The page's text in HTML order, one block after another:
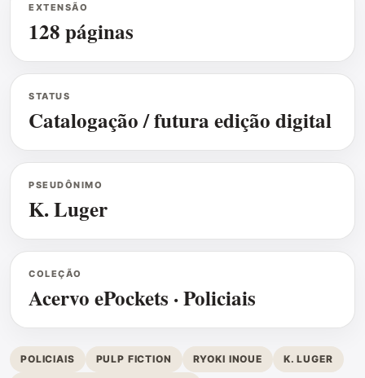
EXTENSÃO
128 páginas
STATUS
Catalogação / futura edição digital
PSEUDÔNIMO
K. Luger
COLEÇÃO
Acervo ePockets · Policiais
POLICIAIS PULP FICTION RYOKI INOUE K. LUGER